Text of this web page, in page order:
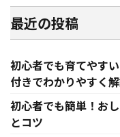
最近の投稿
初心者でも育てやす
付きでわかりやすく
初心者でも簡単！お
とコツ